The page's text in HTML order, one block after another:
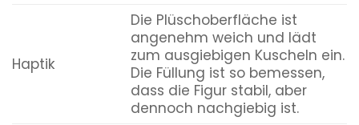
Haptik
Die Plüschoberfläche ist
angenehm weich und lädt
zum ausgiebigen Kuscheln ein.
Die Füllung ist so bemessen,
dass die Figur stabil, aber
dennoch nachgiebig ist.